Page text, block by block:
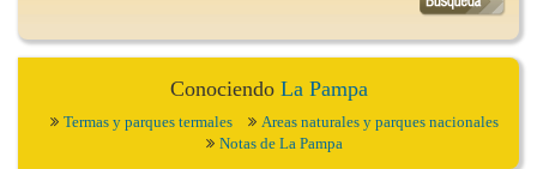
Conociendo La Pampa
Termas y parques termales
Areas naturales y parques nacionales
Notas de La Pampa